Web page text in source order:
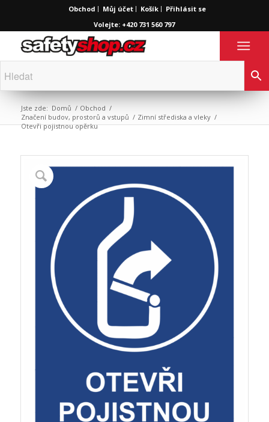
Obchod Můj účet Košík
Přihlásit se
Volejte: +420 731 560 797
Jste zde: Domů / Obchod /
Značení budov, prostorů a vstupů / Zimní střediska a vleky /
Otevři pojistnou opěrku